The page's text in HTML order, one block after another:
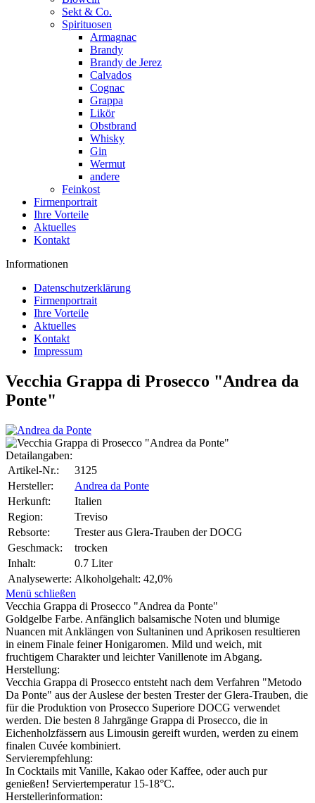
Sekt & Co.
Spirituosen
Armagnac
Brandy
Brandy de Jerez
Calvados
Cognac
Grappa
Likör
Obstbrand
Whisky
Gin
Wermut
andere
Feinkost
Firmenportrait
Ihre Vorteile
Aktuelles
Kontakt
Informationen
Datenschutzerklärung
Firmenportrait
Ihre Vorteile
Aktuelles
Kontakt
Impressum
Vecchia Grappa di Prosecco "Andrea da
Ponte"
Detailangaben:
Artikel-Nr.:
3125
Hersteller:
Andrea da Ponte
Herkunft:
Italien
Region:
Treviso
Rebsorte:
Trester aus Glera-Trauben der DOCG
Geschmack:
trocken
Inhalt:
0.7 Liter
Analysewerte: Alkoholgehalt: 42,0%
Menü schließen
Vecchia Grappa di Prosecco "Andrea da Ponte"
Goldgelbe Farbe. Anfänglich balsamische Noten und blumige
Nuancen mit Anklängen von Sultaninen und Aprikosen resultieren
in einem Finale feiner Honigaromen. Mild und weich, mit
fruchtigem Charakter und leichter Vanillenote im Abgang.
Herstellung:
Vecchia Grappa di Prosecco entsteht nach dem Verfahren "Metodo
Da Ponte" aus der Auslese der besten Trester der Glera-Trauben, die
für die Produktion von Prosecco Superiore DOCG verwendet
werden. Die besten 8 Jahrgänge Grappa di Prosecco, die in
Eichenholzfässern aus Limousin gereift wurden, werden zu einem
finalen Cuvée kombiniert.
Servierempfehlung:
In Cocktails mit Vanille, Kakao oder Kaffee, oder auch pur
genießen! Serviertemperatur 15-18°C.
Herstellerinformation: